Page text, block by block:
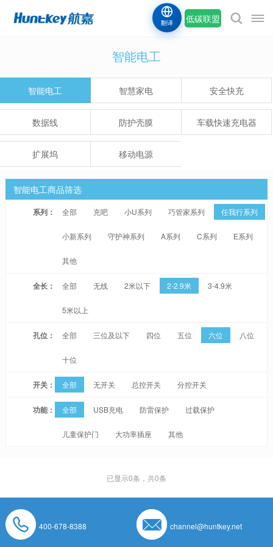
低碳联盟
翻译
智能电工
智能电工 智慧家电 安全快充
数据线 防护壳膜 车载快速充电器
扩展坞 移动电源
智能电工商品筛选
系列： 全部 充吧 小U系列 巧管家系列 任我行系列
小新系列 守护神系列 A系列 C系列 E系列
其他
全长： 全部 无线 2米以下 2-2.9米 3-4.9米
5米以上
孔位： 全部 三位及以下 四位 五位 六位 八位
十位
开关： 全部 无开关 总控开关 分控开关
功能： 全部 USB充电 防雷保护 过载保护
儿童保护门 大功率插座 其他
已显示0条，共0条
400-678-8388 channel@huntkey.net